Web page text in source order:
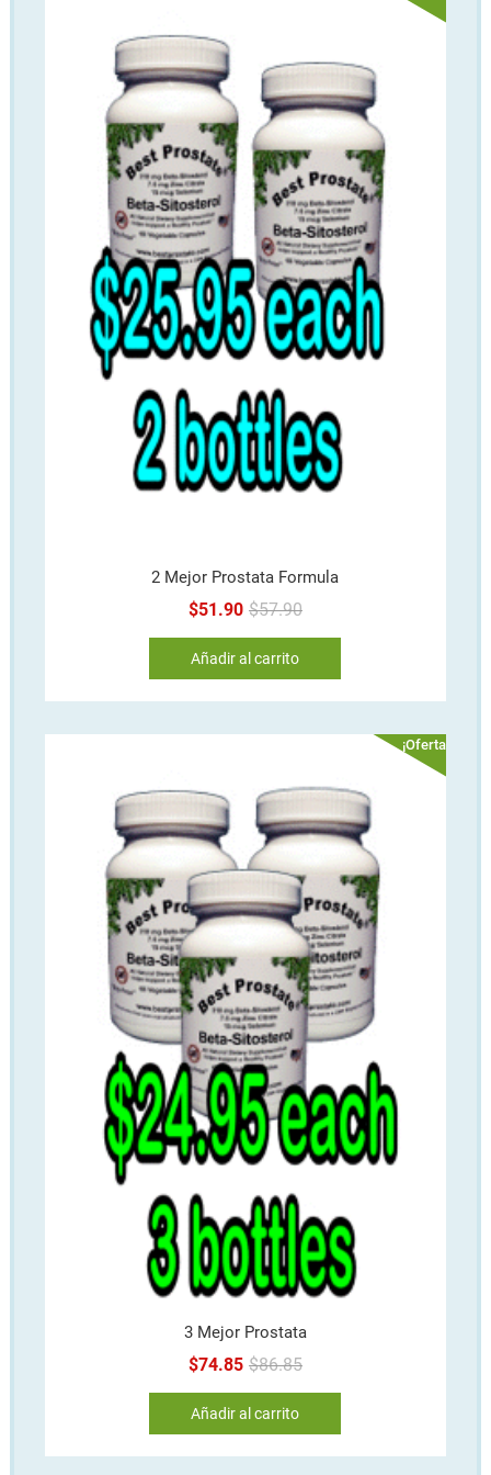
2 Mejor Prostata Formula
$57.90Original
price
$51.90
Current
price
Añadir al carrito
¡Oferta!
3 Mejor Prostata
$86.85Original
price
$74.85
Current
price
Añadir al carrito